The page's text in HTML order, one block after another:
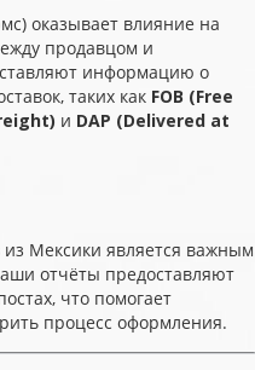
оказывает влияние на
продавцом и
информацию о
таких как FOB (Free
и DAP (Delivered at
Мексики является важным
отчёты предоставляют
что помогает
процесс оформления.